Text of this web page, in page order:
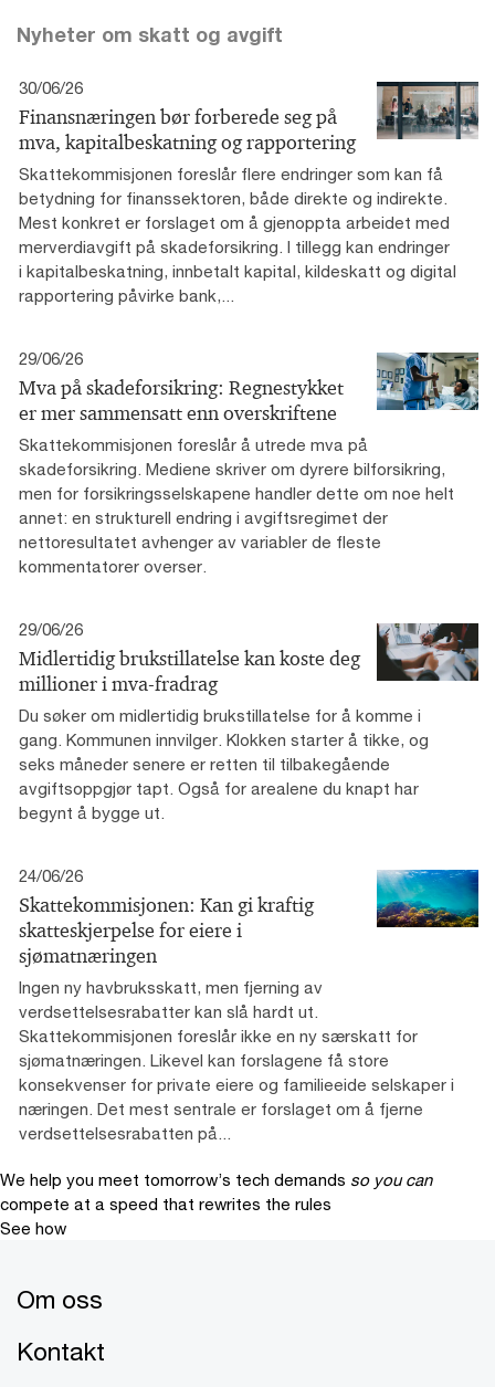
Nyheter om skatt og avgift
30/06/26
Finansnæringen bør forberede seg på
mva, kapitalbeskatning og rapportering
Skattekommisjonen foreslår flere endringer som kan få
betydning for finanssektoren, både direkte og indirekte.
Mest konkret er forslaget om å gjenoppta arbeidet med
merverdiavgift på skadeforsikring. I tillegg kan endringer
i kapitalbeskatning, innbetalt kapital, kildeskatt og digital
rapportering påvirke bank,...
29/06/26
Mva på skadeforsikring: Regnestykket
er mer sammensatt enn overskriftene
Skattekommisjonen foreslår å utrede mva på
skadeforsikring. Mediene skriver om dyrere bilforsikring,
men for forsikringsselskapene handler dette om noe helt
annet: en strukturell endring i avgiftsregimet der
nettoresultatet avhenger av variabler de fleste
kommentatorer overser.
29/06/26
Midlertidig brukstillatelse kan koste deg
millioner i mva-fradrag
Du søker om midlertidig brukstillatelse for å komme i
gang. Kommunen innvilger. Klokken starter å tikke, og
seks måneder senere er retten til tilbakegående
avgiftsoppgjør tapt. Også for arealene du knapt har
begynt å bygge ut.
24/06/26
Skattekommisjonen: Kan gi kraftig
skatteskjerpelse for eiere i
sjømatnæringen
Ingen ny havbruksskatt, men fjerning av
verdsettelsesrabatter kan slå hardt ut.
Skattekommisjonen foreslår ikke en ny særskatt for
sjømatnæringen. Likevel kan forslagene få store
konsekvenser for private eiere og familieeide selskaper i
næringen. Det mest sentrale er forslaget om å fjerne
verdsettelsesrabatten på...
We help you meet tomorrow’s tech demands so you can
compete at a speed that rewrites the rules
See how
Om oss
Kontakt